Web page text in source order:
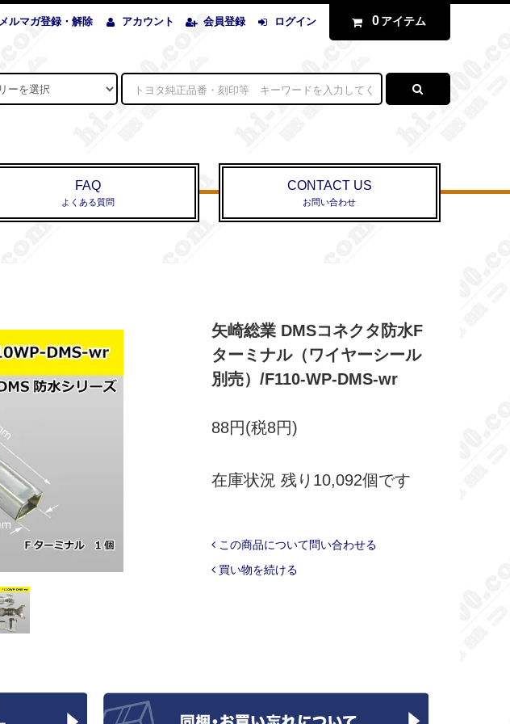
メルマガ登録・解除 アカウント 会員登録 ログイン 0 アイテム
FAQ
よくある質問
CONTACT US
お問い合わせ
矢崎総業 DMSコネクタ防水F
ターミナル（ワイヤーシール
別売）/F110-WP-DMS-wr
88円(税8円)
在庫状況 残り10,092個です
この商品について問い合わせる
買い物を続ける